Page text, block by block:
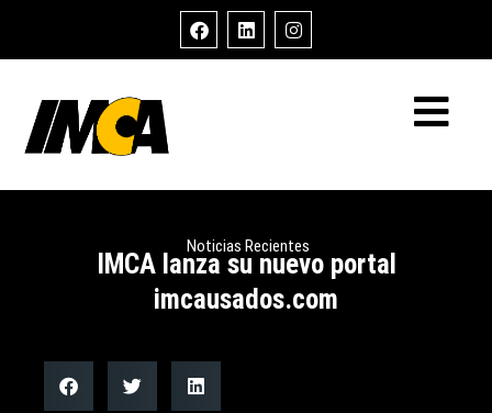
Noticias Recientes
IMCA lanza su nuevo portal
imcausados.com